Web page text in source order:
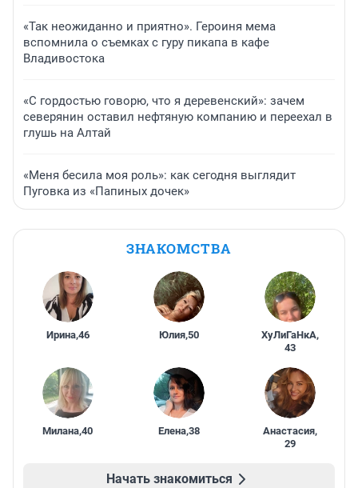
«Так неожиданно и приятно». Героиня мема
вспомнила о съемках с гуру пикапа в кафе
Владивостока
«С гордостью говорю, что я деревенский»: зачем
северянин оставил нефтяную компанию и переехал в
глушь на Алтай
«Меня бесила моя роль»: как сегодня выглядит
Пуговка из «Папиных дочек»
ЗНАКОМСТВА
Ирина,46 Юлия,50 ХуЛиГаНкА,
43
Милана,40 Елена,38 Анастасия,
29
Начать знакомиться